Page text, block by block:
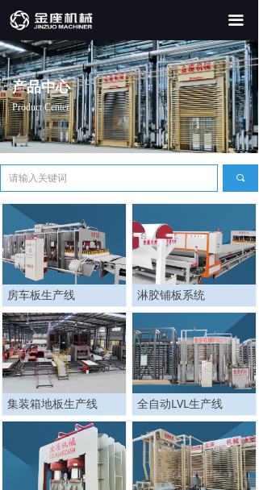
끀
房车板生产线 淋胶铺板系统
集装箱地板生产线 全自动LVL生产线
끠
产品中心
Product Center